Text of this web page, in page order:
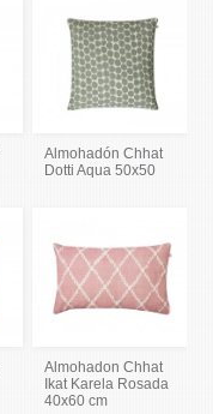
Almohadón Chhat
Dotti Aqua 50x50
Almohadon Chhat
Ikat Karela Rosada
40x60 cm